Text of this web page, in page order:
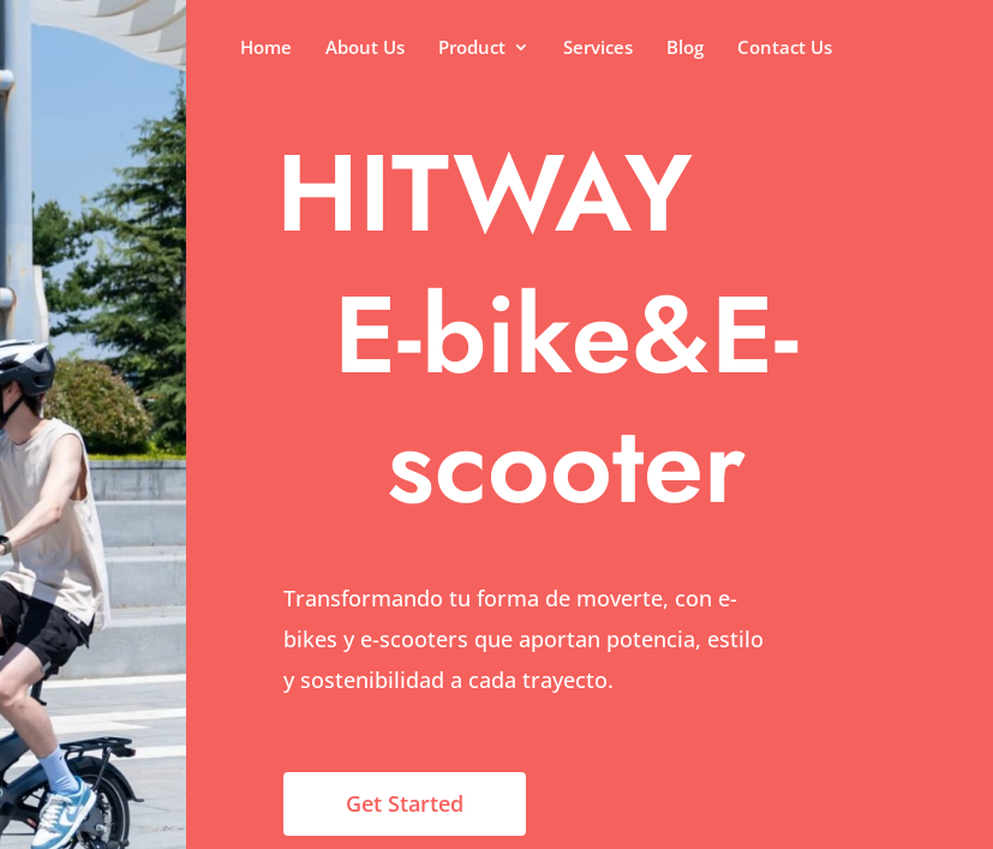
Home About Us Product Services Blog Contact Us
HITWAY
E-bike&E-
scooter
Transformando tu forma de moverte, con e-
bikes y e-scooters que aportan potencia, estilo
y sostenibilidad a cada trayecto.
Get Started